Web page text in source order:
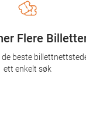
Flere
beste
ett enkelt søk